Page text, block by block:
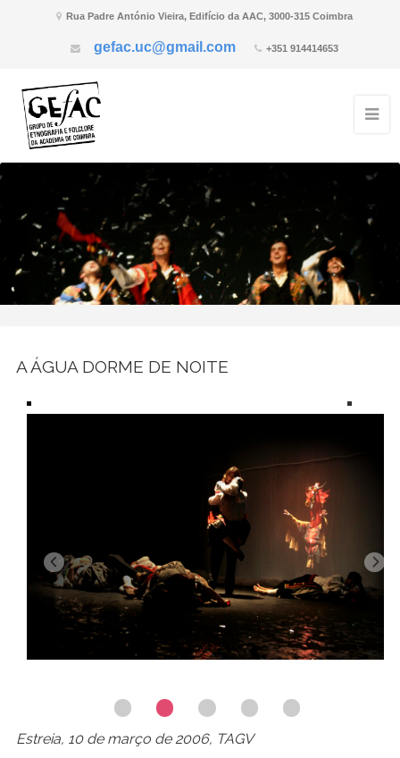
Rua Padre António Vieira, Edifício da AAC, 3000-315 Coimbra
gefac.uc@gmail.com +351 914414653
A ÁGUA DORME DE NOITE
Estreia, 10 de março de 2006, TAGV